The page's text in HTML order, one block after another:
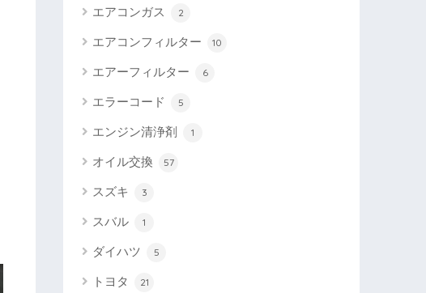
エアコンガス 2
エアコンフィルター 10
エアーフィルター 6
エラーコード 5
エンジン清浄剤 1
オイル交換 57
スズキ 3
スバル 1
ダイハツ 5
トヨタ 21